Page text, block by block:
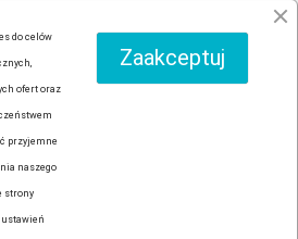
INTERNETOWEJ JEST PRZEDSIĘBIORSTWO
S.C. MACIEJ KLAJA, MATEUSZ
do celów
ofert oraz
przyjemne
naszego
strony
Zaakceptuj